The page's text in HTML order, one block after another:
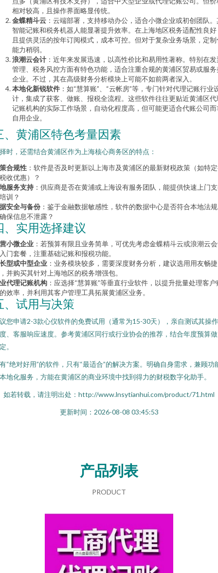
相对较高，且操作界面略显传统。
金蝶精斗云 ：云端部署，支持移动办公，适合小微企业或初创团队。
智能记账和税务机器人能显著提升效率。在上海地区税务适配性良好
且提供灵活的按年订阅模式，成本可控。但对于复杂业务场景，定制
能力稍弱。
浪潮云会计 ：近年来发展迅速，以高性价比和易用性著称。特别在发
管理、税务风控方面有特色功能，适合注重合规的黄浦区贸易或服务
企业。不过，其在高级财务分析模块上可能不如前两者深入。
本地化新锐软件 ：如“慧算账”、“云帐房”等，专门针对代理记账行业
计，集成了获客、做账、报税全流程。这些软件往往更贴近黄浦区代
记账机构的实际工作场景，自动化程度高，但可能更适合代账公司而
自用企业。
、黄浦区特色考量因素
时，还需结合黄浦区作为上海核心商务区的特点：
合规性 ：软件是否及时更新以上海市及黄浦区的最新财税政策（如特
收优惠）？
服务支持 ：供应商是否在黄浦或上海设有服务团队，能提供快速上门
训？
安全与备份：鉴于金融数据敏感性，软件的数据中心是否符合本地法
保信息不泄露？
、实用选择建议
小微企业 ：若预算有限且业务简单，可优先考虑金蝶精斗云或浪潮云
门套餐，注重基础记账和报税功能。
型或中型企业 ：业务模块较多，需要深度财务分析，建议选用用友畅捷
并购买其针对上海地区的税务增强包。
代理记账机构 ：应选择“慧算账”等垂直行业软件，以提升批量处理客户
效率，并利用其客户管理工具拓展黄浦区业务。
、试用与决策
您申请2-3款心仪软件的免费试用（通常为15-30天），亲自测试其操
、客服响应速度。参考黄浦区同行或行业协会的推荐，结合年度预算
。
“绝对好用”的软件，只有“最适合”的解决方案。明确自身需求，兼顾功
地化服务，方能在黄浦区的商业环境中找到得力的财税数字化助手。
如若转载，请注明出处：http://www.lnsytianhui.com/product/71.html
更新时间：2026-08-08 03:45:53
产品列表
PRODUCT